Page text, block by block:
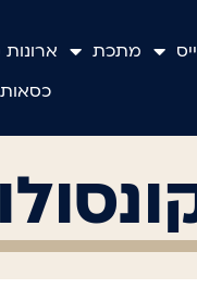
מתכת
כסאות